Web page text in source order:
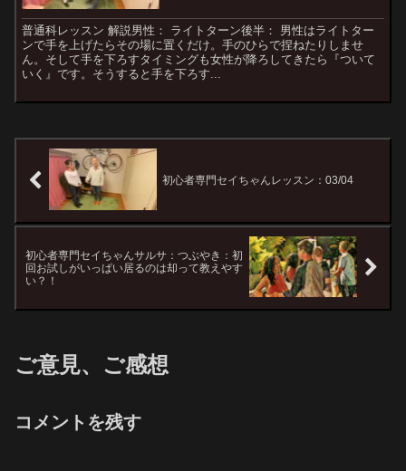
普通科レッスン 解説男性： ライトターン後半： 男性はライトター
ンで手を上げたらその場に置くだけ。手のひらで捏ねたりしませ
ん。そして手を下ろすタイミングも女性が降ろしてきたら『ついて
いく』です。そうすると手を下ろす...
初心者専門セイちゃんレッスン：03/04
初心者専門セイちゃんサルサ：つぶやき：初
回お試しがいっぱい居るのは却って教えやす
い？！
ご意見、ご感想
コメントを残す